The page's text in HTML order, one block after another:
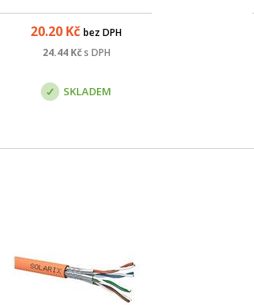
B2ca s1 d1 a1. Tento kabel
splňuje vyhlášku MV ČR č.
20.20 Kč bez DPH
24.44Kčs DPH
SKLADEM